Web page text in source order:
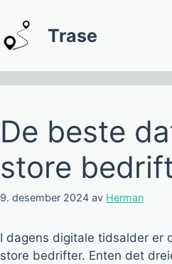
Trase
De beste
store
9. desember 2024 av Herman
I dagens digitale tidsalder er
store bedrifter. Enten det